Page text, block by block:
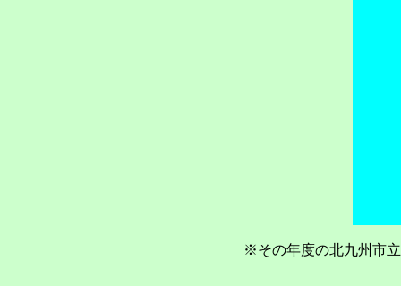
※その年度の北九州市